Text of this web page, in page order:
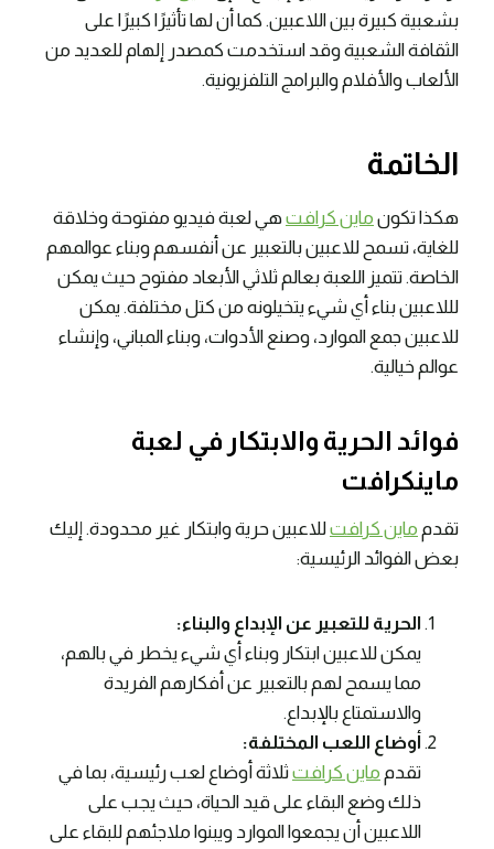
بشعبية كبيرة بين اللاعبين. كما أن لها تأثيرًا كبيرًا على
الثقافة الشعبية وقد استخدمت كمصدر إلهام للعديد من
الألعاب والأفلام والبرامج التلفزيونية.
الخاتمة
هكذا تكون ماين كرافتهي لعبة فيديو مفتوحة وخلاقة
للغاية، تسمح للاعبين بالتعبير عن أنفسهم وبناء عوالمهم
الخاصة. تتميز اللعبة بعالم ثلاثي الأبعاد مفتوح حيث يمكن
لللاعبين بناء أي شيء يتخيلونه من كتل مختلفة. يمكن
للاعبين جمع الموارد، وصنع الأدوات، وبناء المباني، وإنشاء
عوالم خيالية.
فوائد الحرية والابتكار في لعبة
ماينكرافت
تقدم ماين كرافتللاعبين حرية وابتكار غير محدودة. إليك
بعض الفوائد الرئيسية:
الحرية للتعبير عن الإبداع والبناء:
يمكن للاعبين ابتكار وبناء أي شيء يخطر في بالهم،
مما يسمح لهم بالتعبير عن أفكارهم الفريدة
والاستمتاع بالإبداع.
أوضاع اللعب المختلفة:
تقدم ماين كرافتثلاثة أوضاع لعب رئيسية، بما في
ذلك وضع البقاء على قيد الحياة، حيث يجب على
اللاعبين أن يجمعوا الموارد ويبنوا ملاجئهم للبقاء على